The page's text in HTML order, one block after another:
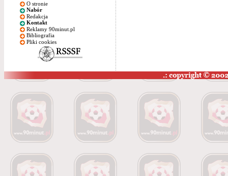
O stronie
Nabór
Redakcja
Kontakt
Reklamy 90minut.pl
Bibliografia
Pliki cookies